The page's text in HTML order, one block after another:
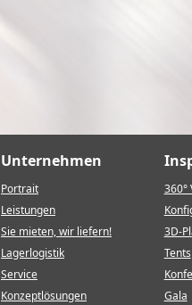
Unternehmen
Portrait
Leistungen
Sie mieten, wir liefern!
Lagerlogistik
Service
Konzeptlösungen
360°
3D-
Tents
Gala